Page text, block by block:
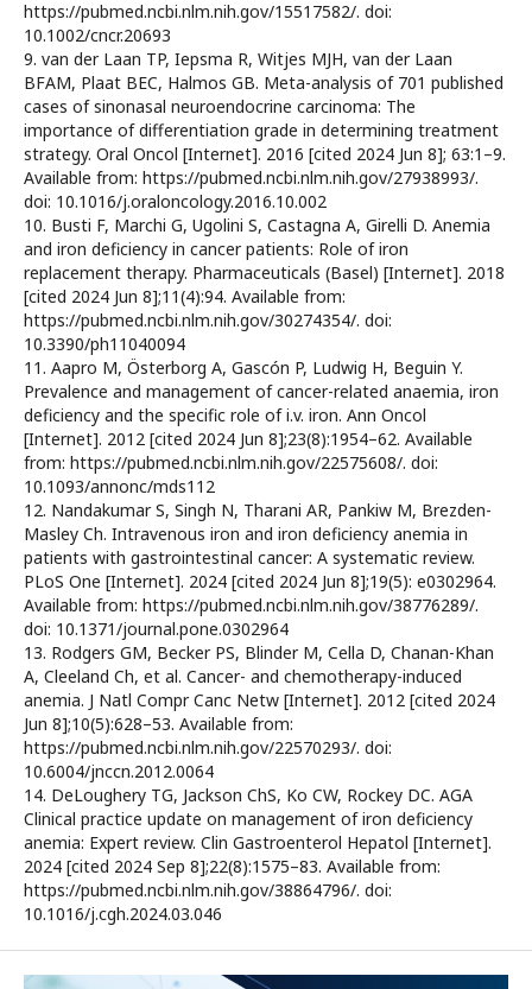
https://pubmed.ncbi.nlm.nih.gov/15517582/. doi:
10.1002/cncr.20693
9. van der Laan TP, Iepsma R, Witjes MJH, van der Laan
BFAM, Plaat BEC, Halmos GB. Meta-analysis of 701 published
cases of sinonasal neuroendocrine carcinoma: The
importance of differentiation grade in determining treatment
strategy. Oral Oncol [Internet]. 2016 [cited 2024 Jun 8]; 63:1–9.
Available from: https://pubmed.ncbi.nlm.nih.gov/27938993/.
doi: 10.1016/j.oraloncology.2016.10.002
10. Busti F, Marchi G, Ugolini S, Castagna A, Girelli D. Anemia
and iron deficiency in cancer patients: Role of iron
replacement therapy. Pharmaceuticals (Basel) [Internet]. 2018
[cited 2024 Jun 8];11(4):94. Available from:
https://pubmed.ncbi.nlm.nih.gov/30274354/. doi:
10.3390/ph11040094
11. Aapro M, Österborg A, Gascón P, Ludwig H, Beguin Y.
Prevalence and management of cancer-related anaemia, iron
deficiency and the specific role of i.v. iron. Ann Oncol
[Internet]. 2012 [cited 2024 Jun 8];23(8):1954–62. Available
from: https://pubmed.ncbi.nlm.nih.gov/22575608/. doi:
10.1093/annonc/mds112
12. Nandakumar S, Singh N, Tharani AR, Pankiw M, Brezden-
Masley Ch. Intravenous iron and iron deficiency anemia in
patients with gastrointestinal cancer: A systematic review.
PLoS One [Internet]. 2024 [cited 2024 Jun 8];19(5): e0302964.
Available from: https://pubmed.ncbi.nlm.nih.gov/38776289/.
doi: 10.1371/journal.pone.0302964
13. Rodgers GM, Becker PS, Blinder M, Cella D, Chanan-Khan
A, Cleeland Ch, et al. Cancer- and chemotherapy-induced
anemia. J Natl Compr Canc Netw [Internet]. 2012 [cited 2024
Jun 8];10(5):628–53. Available from:
https://pubmed.ncbi.nlm.nih.gov/22570293/. doi:
10.6004/jnccn.2012.0064
14. DeLoughery TG, Jackson ChS, Ko CW, Rockey DC. AGA
Clinical practice update on management of iron deficiency
anemia: Expert review. Clin Gastroenterol Hepatol [Internet].
2024 [cited 2024 Sep 8];22(8):1575–83. Available from:
https://pubmed.ncbi.nlm.nih.gov/38864796/. doi:
10.1016/j.cgh.2024.03.046